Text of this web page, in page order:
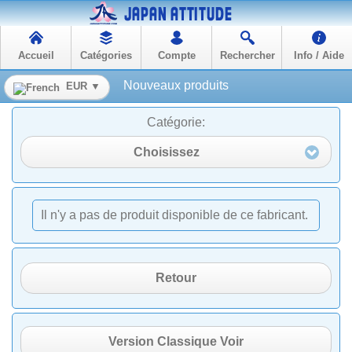
Accueil Catégories Compte Rechercher Info / Aide
EUR ▼ Nouveaux produits
Catégorie:
Choisissez
Il n'y a pas de produit disponible de ce fabricant.
Retour
Version Classique Voir